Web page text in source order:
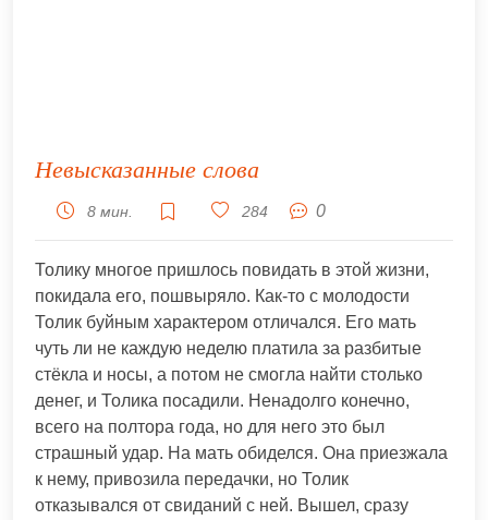
Невысказанные слова
8 мин. 284 0
Толику многое пришлось повидать в этой жизни,
покидала его, пошвыряло. Как-то с молодости
Толик буйным характером отличался. Его мать
чуть ли не каждую неделю платила за разбитые
стёкла и носы, а потом не смогла найти столько
денег, и Толика посадили. Ненадолго конечно,
всего на полтора года, но для него это был
страшный удар. На мать обиделся. Она приезжала
к нему, привозила передачки, но Толик
отказывался от свиданий с ней. Вышел, сразу